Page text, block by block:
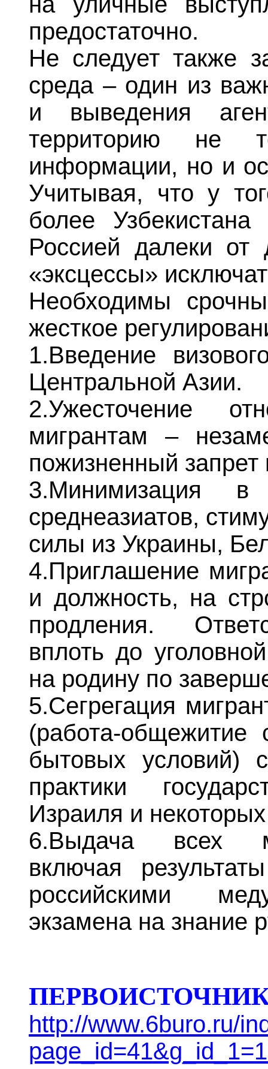
предостаточно.
Не следует также
среда – один из
и выведения
территорию не
информации, но и
Учитывая, что у
более
Россией далеки от
«эксцессы»
Необходимы
жесткое
1.Введение
Центральной Азии.
2.Ужесточение
мигрантам –
пожизненный
3.Минимизация
среднеазиатов,
силы из Украины,
4.Приглашение
и должность, на
продления.
вплоть до
на родину по
5.Сегрегация
(работа-общежитие
бытовых условий)
практики
Израиля и
6.Выдача всех
включая
российскими
экзамена на знание
http://www.6buro.ru/